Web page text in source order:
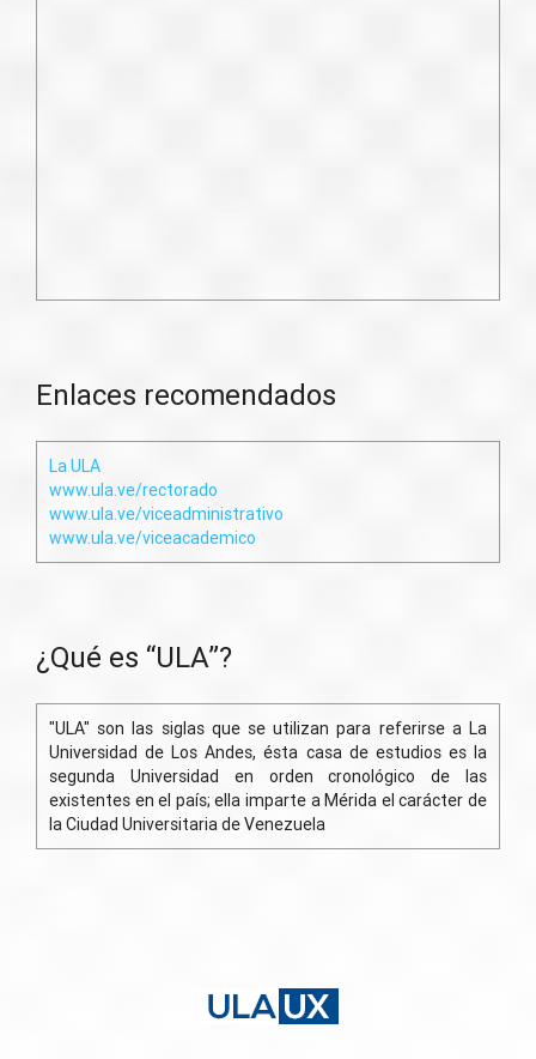
Enlaces recomendados
La ULA
www.ula.ve/rectorado
www.ula.ve/viceadministrativo
www.ula.ve/viceacademico
¿Qué es “ULA”?
"ULA" son las siglas que se utilizan para referirse a La
Universidad de Los Andes, ésta casa de estudios es la
segunda Universidad en orden cronológico de las
existentes en el país; ella imparte a Mérida el carácter de
la Ciudad Universitaria de Venezuela